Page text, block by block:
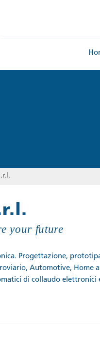
your future
Progettazione,
Automotive, Home
di collaudo elettronici